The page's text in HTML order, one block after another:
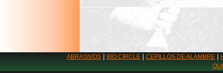
ABRASIVOS BIO CIRCLE CEPILLOS DE ALAMBRE